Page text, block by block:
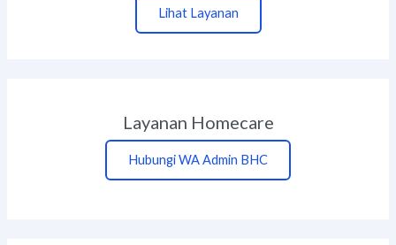
Lihat Layanan
Layanan Homecare
Hubungi WA Admin BHC